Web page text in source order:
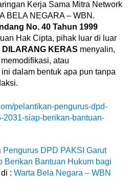
Kerja Sama Mitra Network
BELA NEGARA – WBN.
No. 40 Tahun 1999
Hak Cipta, pihak luar di luar
DILARANG KERAS menyalin,
atau
dalam bentuk apa pun tanpa
pelantikan-pengurus-dpd-
2031-siap-berikan-bantuan-
Pengurus DPD PAKSI Garut
Berikan Bantuan Hukum bagi
: Warta Bela Negara – WBN